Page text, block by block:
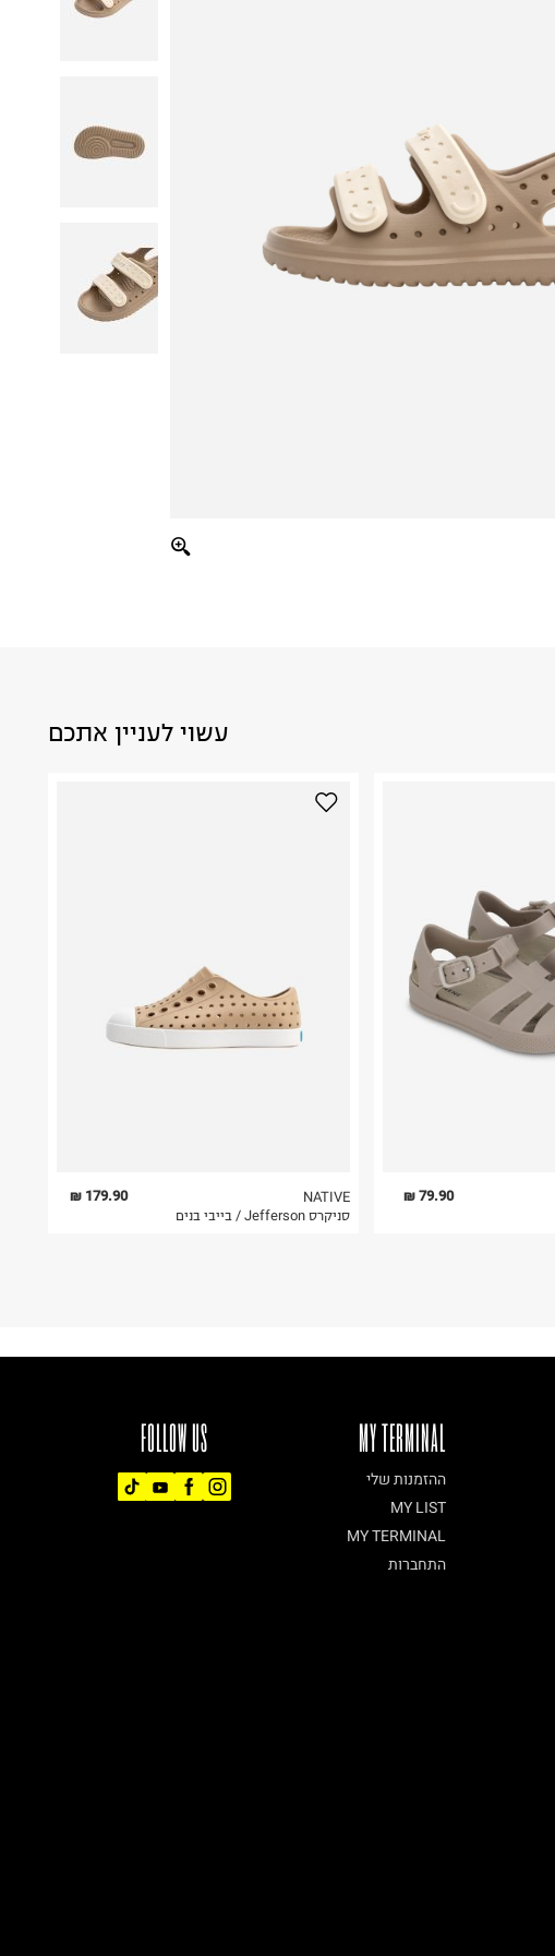
עשוי לעניין אתכם
179.90 ₪
NATIVE
סניקרס Jefferson / בייבי בנים
79.90 ₪
FOLLOW US MY TERMINAL
ההזמנות שלי
MY LIST
MY TERMINAL
התחברות